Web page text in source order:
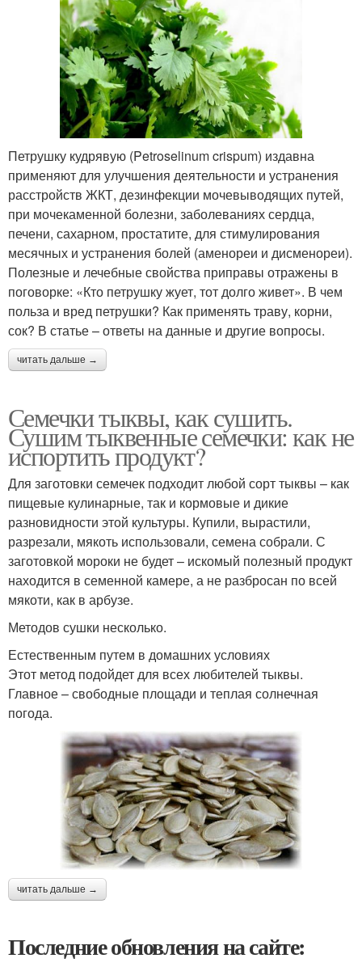
Петрушку кудрявую (Petroselinum crispum) издавна
применяют для улучшения деятельности и устранения
расстройств ЖКТ, дезинфекции мочевыводящих путей,
при мочекаменной болезни, заболеваниях сердца,
печени, сахарном, простатите, для стимулирования
месячных и устранения болей (аменореи и дисменореи).
Полезные и лечебные свойства приправы отражены в
поговорке: «Кто петрушку жует, тот долго живет». В чем
польза и вред петрушки? Как применять траву, корни,
сок? В статье – ответы на данные и другие вопросы.
читать дальше →
Семечки тыквы, как сушить.
Сушим тыквенные семечки: как не
испортить продукт?
Для заготовки семечек подходит любой сорт тыквы – как
пищевые кулинарные, так и кормовые и дикие
разновидности этой культуры. Купили, вырастили,
разрезали, мякоть использовали, семена собрали. С
заготовкой мороки не будет – искомый полезный продукт
находится в семенной камере, а не разбросан по всей
мякоти, как в арбузе.
Методов сушки несколько.
Естественным путем в домашних условиях
Этот метод подойдет для всех любителей тыквы.
Главное – свободные площади и теплая солнечная
погода.
читать дальше →
Последние обновления на сайте: